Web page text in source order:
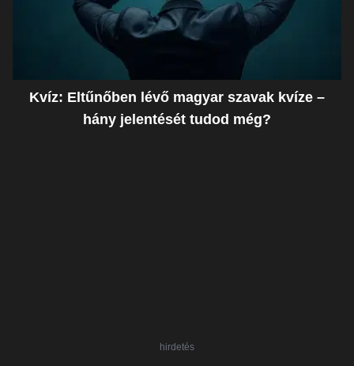
Kvíz: Eltűnőben lévő magyar szavak kvíze –
hány jelentését tudod még?
hirdetés